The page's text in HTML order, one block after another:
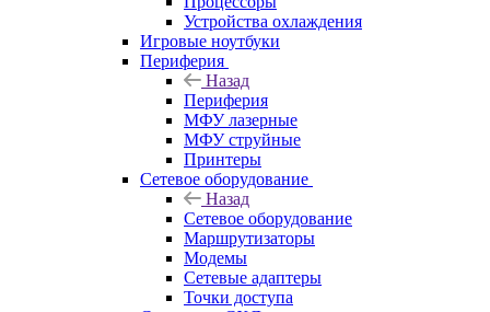
Устройства охлаждения
Игровые ноутбуки
Периферия
Назад
Периферия
МФУ лазерные
МФУ струйные
Принтеры
Сетевое оборудование
Назад
Сетевое оборудование
Маршрутизаторы
Модемы
Сетевые адаптеры
Точки доступа